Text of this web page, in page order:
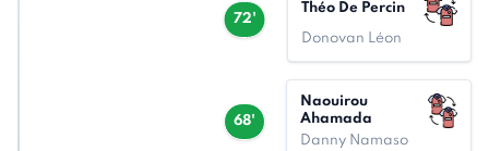
72'
Théo De Percin
Donovan Léon
68'
Naouirou
Ahamada
Danny Namaso